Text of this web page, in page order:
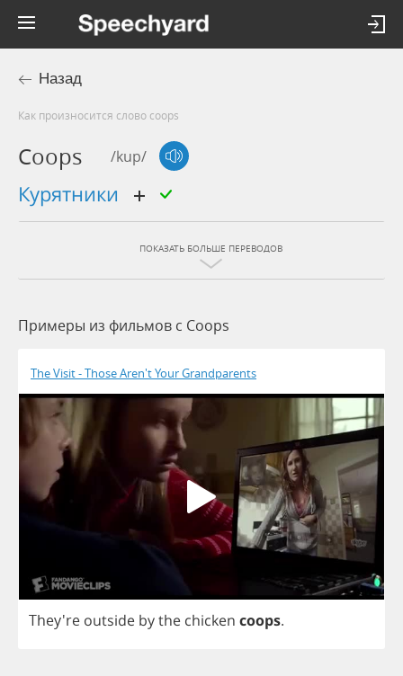
Назад
Как произносится слово coops
Coops /kup/
курятники
ПОКАЗАТЬ БОЛЬШЕ ПЕРЕВОДОВ
Примеры из фильмов c Coops
The Visit - Those Aren't Your Grandparents
They're outside bythe chicken coops.